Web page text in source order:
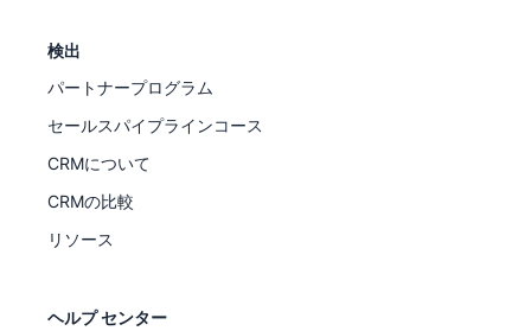
検出
パートナープログラム
セールスパイプラインコース
CRMについて
CRMの比較
リソース
ヘルプ センター